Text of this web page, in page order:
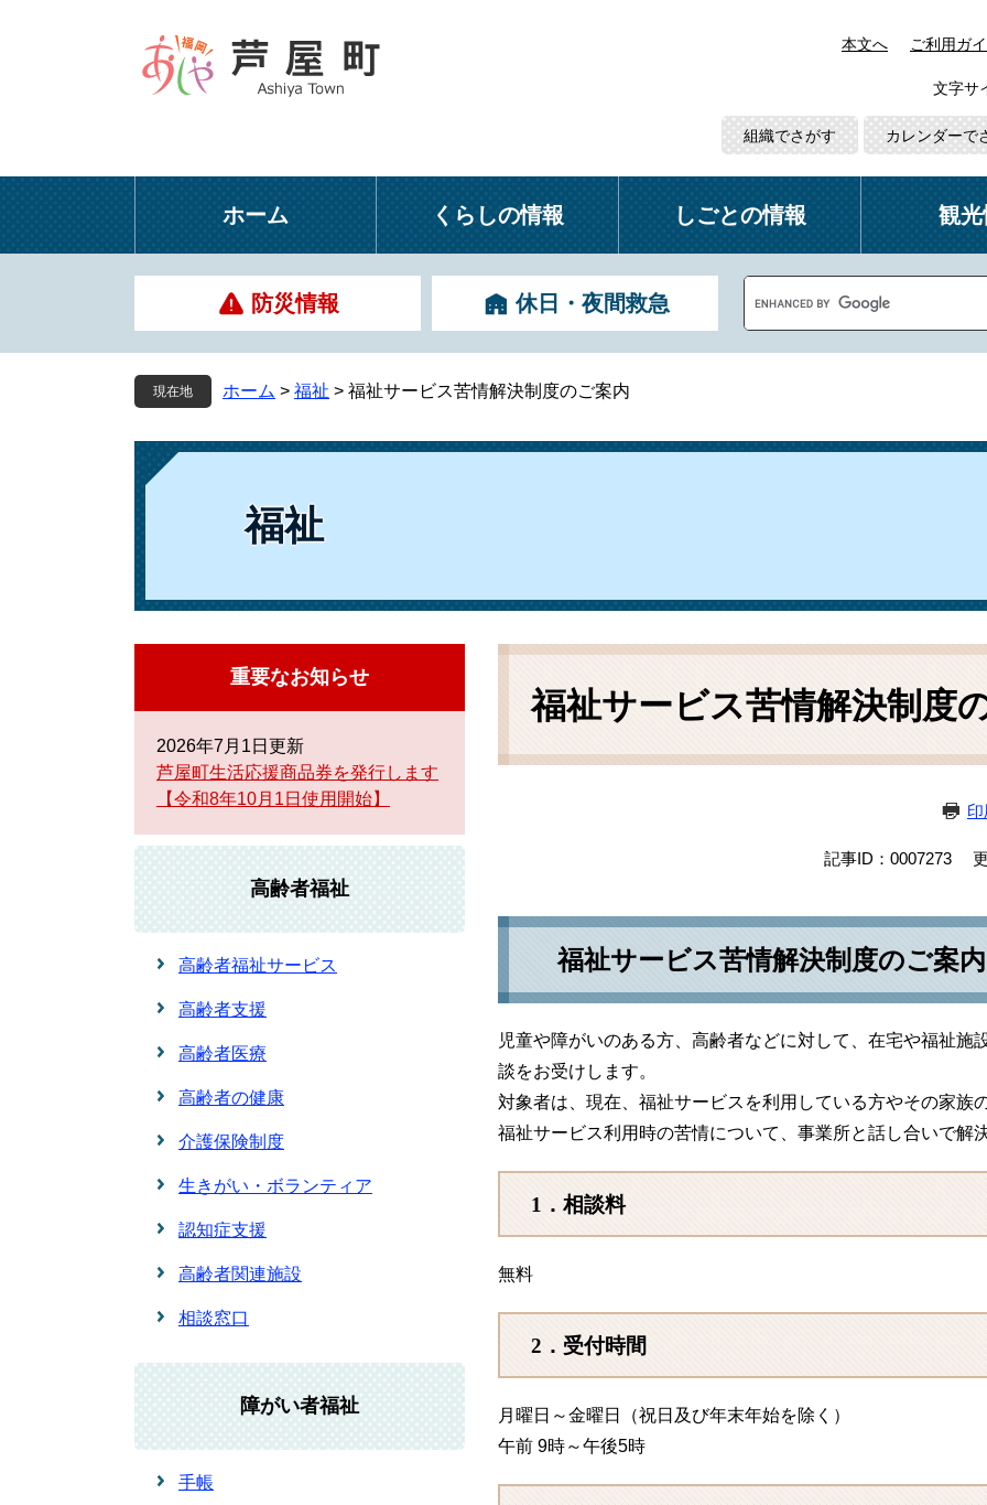
本
本文へ ご利用ガ
文字サ
組織でさがす カレンダーで
ホーム くらしの情報 しごとの情報 観
防災情報 休日・夜間救急
o
g
ス
現在地 ホーム > 福祉 > 福祉サービス苦情解決制度のご案内
福祉
本
福祉サービス苦情解決制度
記事ID：0007273
福祉サービス苦情解決制度のご案内
児童や障がいのある方、高齢者などに対して、在宅や福祉
談をお受けします。
対象者は、現在、福祉サービスを利用している方やその家族
福祉サービス利用時の苦情について、事業所と話し合いで解
1．相談料
無料
2．受付時間
月曜日～金曜日（祝日及び年末年始を除く）
午前 9時～午後5時
重要なお知らせ
2026年7月1日更新
芦屋町生活応援商品券を発行します
【令和8年10月1日使用開始】
高齢者福祉
高齢者福祉サービス
高齢者支援
高齢者医療
高齢者の健康
介護保険制度
生きがい・ボランティア
認知症支援
高齢者関連施設
相談窓口
障がい者福祉
手帳